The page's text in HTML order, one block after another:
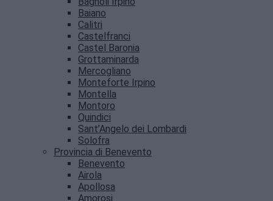
Baiano
Calitri
Castelfranci
Castel Baronia
Grottaminarda
Mercogliano
Monteforte Irpino
Montella
Montoro
Quindici
Sant’Angelo dei Lombardi
Solofra
Provincia di Benevento
Benevento
Airola
Apollosa
Amorosi